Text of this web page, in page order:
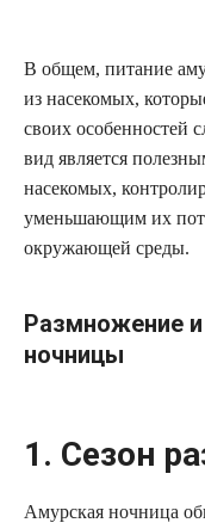
В общем, питание
из насекомых,
своих особенностей
вид является
насекомых,
уменьшающим их
окружающей среды.
Размножение и
ночницы
1. Сезон
Амурская ночница